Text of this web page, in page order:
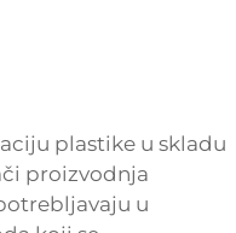
plastike u skladu
proizvodnja
u